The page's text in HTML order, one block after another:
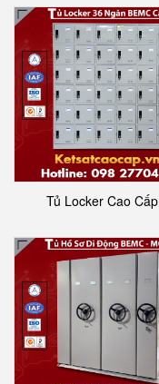
Tủ Locker Cao Cấp